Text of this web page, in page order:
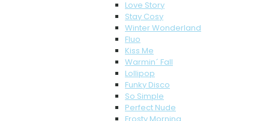
Love Story
Stay Cosy
Winter Wonderland
Fluo
Kiss Me
Warmin´ Fall
Lollipop
Funky Disco
So Simple
Perfect Nude